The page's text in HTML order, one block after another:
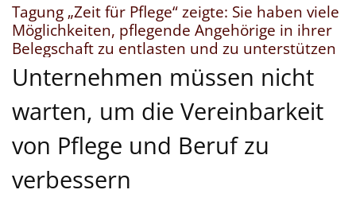
Tagung „Zeit für Pflege“ zeigte: Sie haben viele
Möglichkeiten, pflegende Angehörige in ihrer
Belegschaft zu entlasten und zu unterstützen
Unternehmen müssen nicht
warten, um die Vereinbarkeit
von Pflege und Beruf zu
verbessern